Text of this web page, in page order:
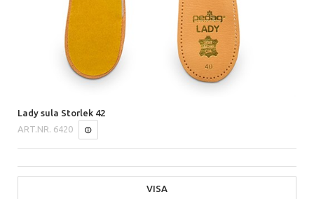
Lady sula Storlek 42
ART.NR. 6420
VISA